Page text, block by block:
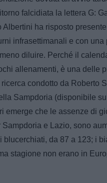
falcidiata la lettera G:
Albertini ha risposto
infrasettimanali e con
diluire. Perché il
allenamenti, è una delle
ricerca condotto da Roberto
Sampdoria (disponibile su
emerge che le assenze di
Sampdoria e Lazio, sono
blucerchiati, da 87 a 123; i
stagione non erano in